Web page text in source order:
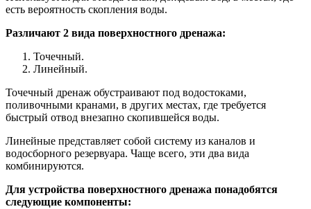
есть вероятность скопления воды.
Различают 2 вида поверхностного дренажа:
Точечный.
Линейный.
Точечный дренаж обустраивают под водостоками,
поливочными кранами, в других местах, где требуется
быстрый отвод внезапно скопившейся воды.
Линейные представляет собой систему из каналов и
водосборного резервуара. Чаще всего, эти два вида
комбинируются.
Для устройства поверхностного дренажа понадобятся
следующие компоненты: